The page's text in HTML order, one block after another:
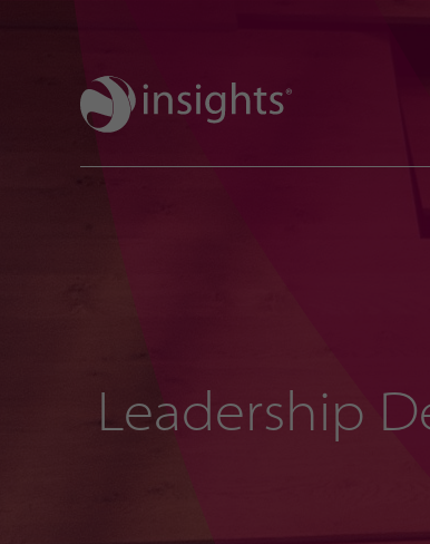
Leadership